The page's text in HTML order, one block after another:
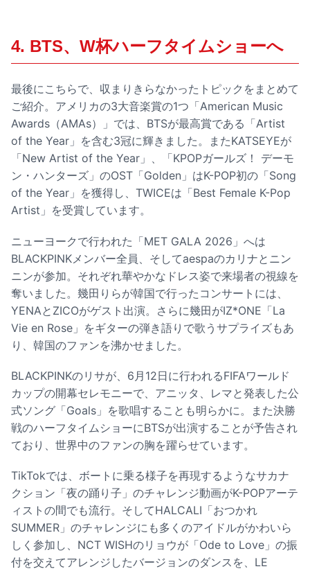
4. BTS、W杯ハーフタイムショーへ
最後にこちらで、収まりきらなかったトピックをまとめて
ご紹介。アメリカの3大音楽賞の1つ「American Music
Awards（AMAs）」では、BTSが最高賞である「Artist
of the Year」を含む3冠に輝きました。またKATSEYEが
「New Artist of the Year」、「KPOPガールズ！ デーモ
ン・ハンターズ」のOST「Golden」はK-POP初の「Song
of the Year」を獲得し、TWICEは「Best Female K-Pop
Artist」を受賞しています。
ニューヨークで行われた「MET GALA 2026」へは
BLACKPINKメンバー全員、そしてaespaのカリナとニン
ニンが参加。それぞれ華やかなドレス姿で来場者の視線を
奪いました。幾田りらが韓国で行ったコンサートには、
YENAとZICOがゲスト出演。さらに幾田がIZ*ONE「La
Vie en Rose」をギターの弾き語りで歌うサプライズもあ
り、韓国のファンを沸かせました。
BLACKPINKのリサが、6月12日に行われるFIFAワールド
カップの開幕セレモニーで、アニッタ、レマと発表した公
式ソング「Goals」を歌唱することも明らかに。また決勝
戦のハーフタイムショーにBTSが出演することが予告され
ており、世界中のファンの胸を躍らせています。
TikTokでは、ボートに乗る様子を再現するようなサカナ
クション「夜の踊り子」のチャレンジ動画がK-POPアーテ
ィストの間でも流行。そしてHALCALI「おつかれ
SUMMER」のチャレンジにも多くのアイドルがかわいら
しく参加し、NCT WISHのリョウが「Ode to Love」の振
付を交えてアレンジしたバージョンのダンスを、LE